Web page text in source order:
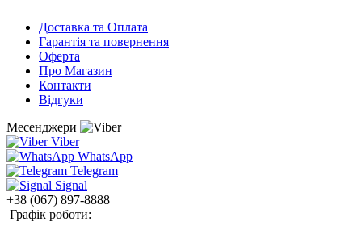
Доставка та Оплата
Гарантія та повернення
Оферта
Про Магазин
Контакти
Відгуки
Месенджери
Viber
WhatsApp
Telegram
Signal
+38 (067) 897-8888
Графік роботи: